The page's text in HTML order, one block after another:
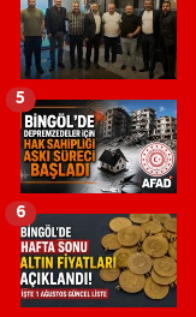
5
6